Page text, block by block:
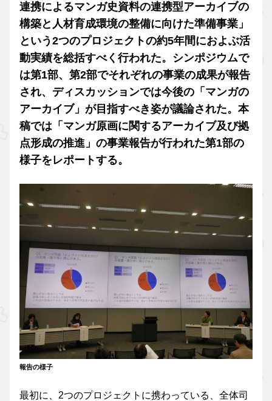
連携によるマンガ史資料の連携型アーカイブの
構築と人材育成環境の整備に向けた準備事業」
という2つのプロジェクトの約5年間におよぶ活
動実績を総括すべく行われた。シンポジウムで
は第1部、第2部でそれぞれの事業の成果が報告
され、ディスカッションでは今後の「マンガの
アーカイブ」が目指すべき姿が議論された。本
稿では「マンガ原画に関するアーカイブ及び拠
点形成の推進」の事業報告が行われた第1部の
様子をレポートする。
報告の様子
最初に、2つのプロジェクトに携わっている、全体司